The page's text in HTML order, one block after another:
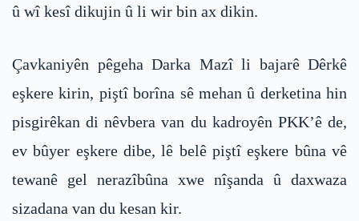
û wî kesî dikujin û li wir bin ax dikin.
Çavkaniyên pêgeha Darka Mazî li bajarê Dêrkê
eşkere kirin, piştî borîna sê mehan û derketina hin
pisgirêkan di nêvbera van du kadroyên PKK’ê de,
ev bûyer eşkere dibe, lê belê piştî eşkere bûna vê
tewanê gel nerazîbûna xwe nîşanda û daxwaza
sizadana van du kesan kir.